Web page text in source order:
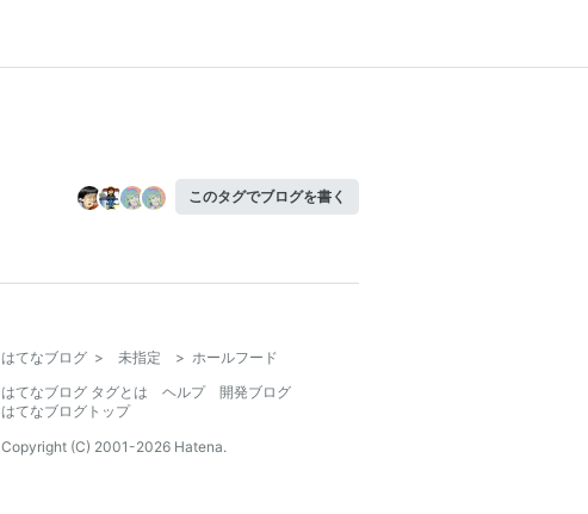
このタグでブログを書く
はてなブログ > 未指定 > ホールフード
はてなブログ タグとは
ヘルプ
開発ブログ
はてなブログトップ
Copyright (C) 2001-2026 Hatena.